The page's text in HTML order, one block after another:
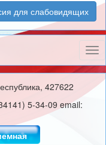
для слабовидящих
427622
5-34-09 email: